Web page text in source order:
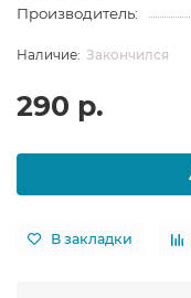
Производитель:
Закончился
290 р.
В закладки